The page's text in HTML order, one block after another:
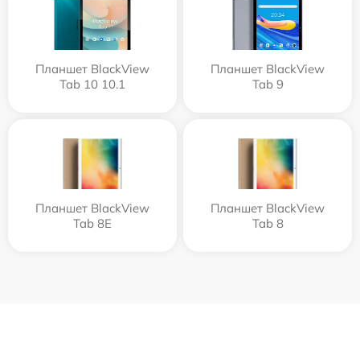
Планшет BlackView
Tab 10 10.1
Планшет BlackView
Tab 9
Планшет BlackView
Tab 8E
Планшет BlackView
Tab 8